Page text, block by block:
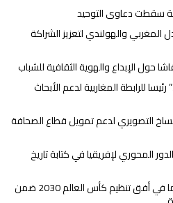
سقطت دعاوى التوحيد
المغربي والهولندي لتعزيز الشراكة
حول الإبداع والهوية الثقافية للشباب
للرابطة المغاربية لدعم الأبحاث
التصويري لدعم تمويل قطاع الصحافة
المحوري لإفريقيا في كتابة تاريخ
المغرب وفرنسا يعززان تعاونهما في أفق تنظيم كأس العالم 2030 ضمن